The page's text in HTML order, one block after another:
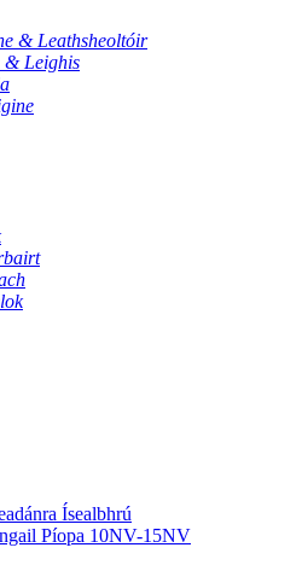
& Leathsheoltóir
& Leighis
Ísealbhrú
Píopa 10NV-15NV